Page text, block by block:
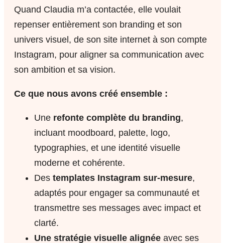
Quand Claudia m’a contactée, elle voulait
repenser entièrement son branding et son
univers visuel, de son site internet à son compte
Instagram, pour aligner sa communication avec
son ambition et sa vision.
Ce que nous avons créé ensemble :
Une refonte complète du branding,
incluant moodboard, palette, logo,
typographies, et une identité visuelle
moderne et cohérente.
Des templates Instagram sur-mesure,
adaptés pour engager sa communauté et
transmettre ses messages avec impact et
clarté.
Une stratégie visuelle alignée avec ses